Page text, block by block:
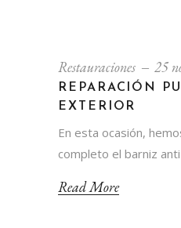
Restauraciones 25
REPARACIÓN
EXTERIOR
En esta ocasión,
completo el barniz anti
Read More